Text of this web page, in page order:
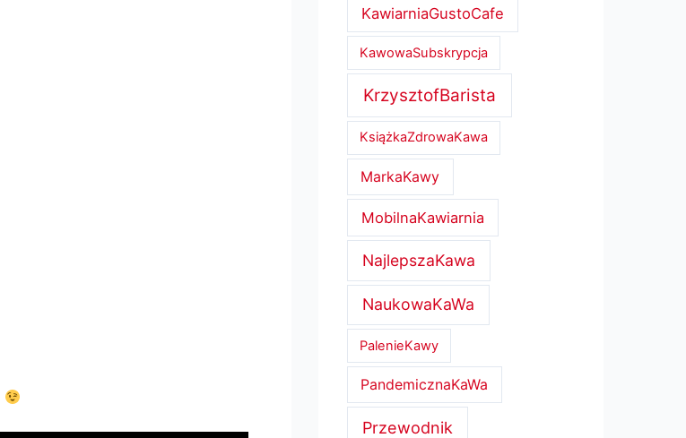
KawiarniaGustoCafe
KawowaSubskrypcja
KrzysztofBarista
KsiążkaZdrowaKawa
MarkaKawy
MobilnaKawiarnia
NajlepszaKawa
NaukowaKaWa
PalenieKawy
PandemicznaKaWa
Przewodnik